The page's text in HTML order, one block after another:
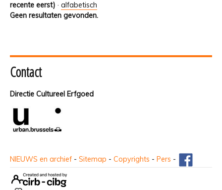
recente eerst) · alfabetisch
Geen resultaten gevonden.
Contact
Directie Cultureel Erfgoed
NIEUWS en archief - Sitemap - Copyrights - Pers -